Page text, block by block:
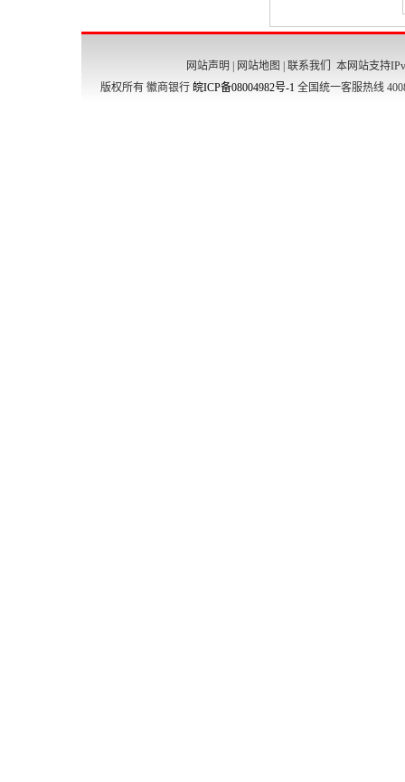
网站声明 网站地图 联系我们
本网站支持
版权所有 徽商银行 皖ICP备08004982号-1 全国统一客服热线